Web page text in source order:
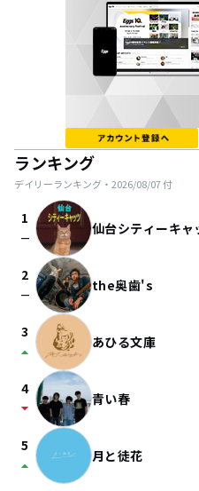
ランキング
デイリーランキング・ 2026/08/07付
1
check_indeterminate_small 仙台シティーキャ
2
check_indeterminate_small the奥歯's
3
arrow_drop_up あひる文庫
4
arrow_drop_down 青い春
5
arrow_drop_up 月と徒花